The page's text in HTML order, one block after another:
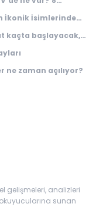
İkonik İsimlerinden
kaçta başlayacak,
zaman açılıyor?
gelişmeleri, analizleri
sunan